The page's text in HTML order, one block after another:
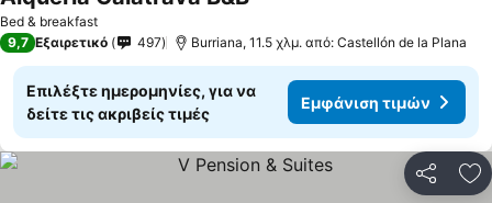
Bed & breakfast
9,7 Εξαιρετικό 497 Burriana, 11.5 χλμ. από: Castellón de la Plana
Επιλέξτε ημερομηνίες, για να
δείτε τις ακριβείς τιμές
Εμφάνιση τιμών